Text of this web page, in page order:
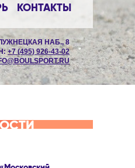
КОНТАКТЫ
НАБ., 8
+7 (495) 926-43-02